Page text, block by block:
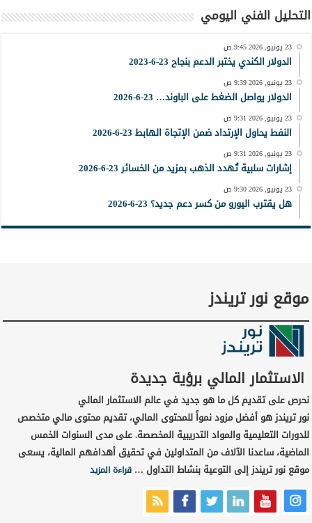
التحليل الفني اليومي
23 يونيو, 2026 9:45 ص
الدولار الكندي يختبر الدعم بنجاح 23-6-2023
23 يونيو, 2026 9:39 ص
الدولار يواصل الضغط على الباوند… 23-6-2026
23 يونيو, 2026 9:31 ص
النفط يحاول الإرتداد ضمن الإتجاة الهابط 23-6-2026
23 يونيو, 2026 9:31 ص
إشارات سلبية تُهدد الذهب بمزيد من الخسائر 23-6-2026
23 يونيو, 2026 9:30 ص
هل يقترب اليورو من كسر دعم جديد؟ 23-6-2026
موقع نور تريندز
الاستثمار المالي برؤية جديدة
نحرص على تقديم كل ما هو جديد في عالم الاستثمار المالي
نور تريندز هو أفضل مزود نمواً للمحتوى المالي، تقديم محتوى مالي متخصص
للدورات التعليمية والمواد التدريبية المخصصة. على مدى السنوات الخمس
الماضية، ساعدنا الآلاف من المتداولين في تحقيق أهدافهم المالية، يسعى
موقع نور تريندز إلى التوعية بنشاط التداول …قراءة المزيد